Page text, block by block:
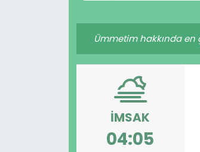
Ümmetim hakkında
İMSAK
04:05
Haber Arşivi